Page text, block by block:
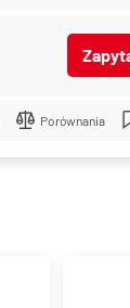
Porównania